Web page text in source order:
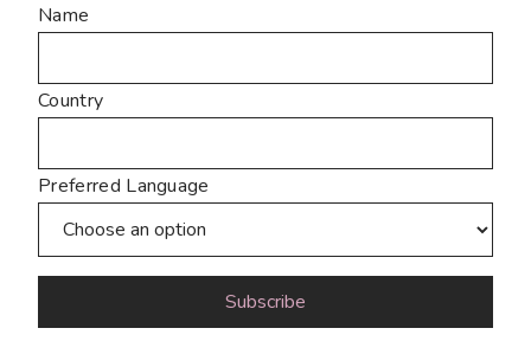
Name
Country
Preferred Language